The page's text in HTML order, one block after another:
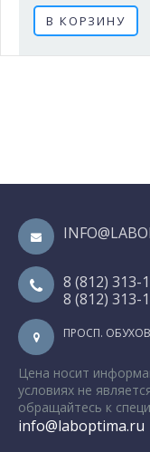
В КОРЗИНУ
8 (812) 313-
8 (812) 313-
ПРОСП.
Цена носит
условиях не
обращайтесь к
info@laboptima.ru